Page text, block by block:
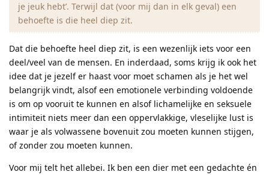
je jeuk hebt’. Terwijl dat (voor mij dan in elk geval) een
behoefte is die heel diep zit.
Dat die behoefte heel diep zit, is een wezenlijk iets voor een
deel/veel van de mensen. En inderdaad, soms krijg ik ook het
idee dat je jezelf er haast voor moet schamen als je het wel
belangrijk vindt, alsof een emotionele verbinding voldoende
is om op vooruit te kunnen en alsof lichamelijke en seksuele
intimiteit niets meer dan een oppervlakkige, vleselijke lust is
waar je als volwassene bovenuit zou moeten kunnen stijgen,
of zonder zou moeten kunnen.
Voor mij telt het allebei. Ik ben een dier met een gedachte én